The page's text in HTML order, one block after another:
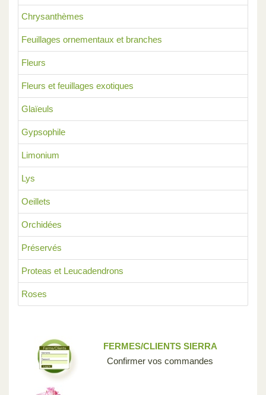
Chrysanthèmes
Feuillages ornementaux et branches
Fleurs
Fleurs et feuillages exotiques
Glaïeuls
Gypsophile
Limonium
Lys
Oeillets
Orchidées
Préservés
Proteas et Leucadendrons
Roses
FERMES/CLIENTS SIERRA
Confirmer vos commandes